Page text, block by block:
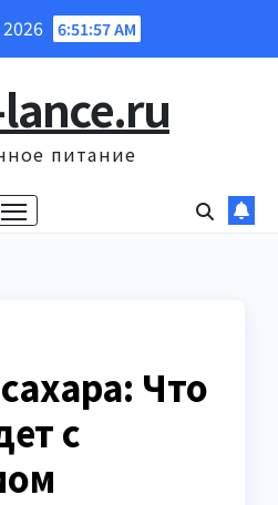
6:51:59 AM
питание
Что
с